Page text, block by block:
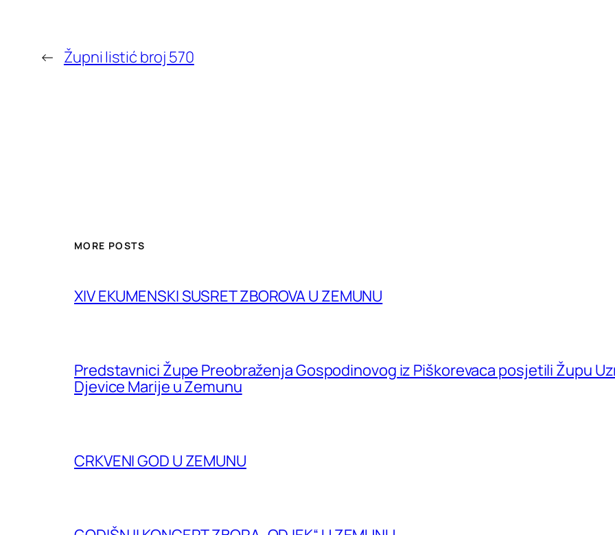
← Župni listić broj 570
MORE POSTS
XIV EKUMENSKI SUSRET ZBOROVA U ZEMUNU
Predstavnici Župe Preobraženja Gospodinovog iz Piškorevaca posjetili Župu
Djevice Marije u Zemunu
CRKVENI GOD U ZEMUNU